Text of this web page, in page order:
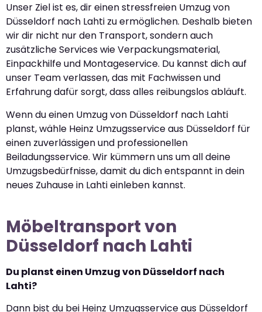
Unser Ziel ist es, dir einen stressfreien Umzug von
Düsseldorf nach Lahti zu ermöglichen. Deshalb bieten
wir dir nicht nur den Transport, sondern auch
zusätzliche Services wie Verpackungsmaterial,
Einpackhilfe und Montageservice. Du kannst dich auf
unser Team verlassen, das mit Fachwissen und
Erfahrung dafür sorgt, dass alles reibungslos abläuft.
Wenn du einen Umzug von Düsseldorf nach Lahti
planst, wähle Heinz Umzugsservice aus Düsseldorf für
einen zuverlässigen und professionellen
Beiladungsservice. Wir kümmern uns um all deine
Umzugsbedürfnisse, damit du dich entspannt in dein
neues Zuhause in Lahti einleben kannst.
Möbeltransport von
Düsseldorf nach Lahti
Du planst einen Umzug von Düsseldorf nach
Lahti?
Dann bist du bei Heinz Umzugsservice aus Düsseldorf